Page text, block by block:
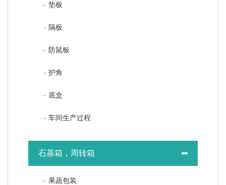
垫板
隔板
防鼠板
护角
底盒
车间生产过程
石基箱，周转箱
果蔬包装